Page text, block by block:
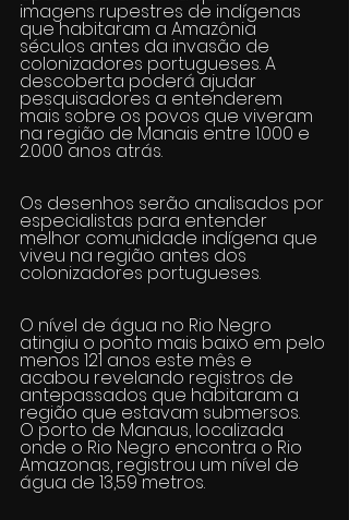
imagens rupestres de indígenas
que habitaram a Amazônia
séculos antes da invasão de
colonizadores portugueses. A
descoberta poderá ajudar
pesquisadores a entenderem
mais sobre os povos que viveram
na região de Manais entre 1.000 e
2.000 anos atrás.
Os desenhos serão analisados por
especialistas para entender
melhor comunidade indígena que
viveu na região antes dos
colonizadores portugueses.
O nível de água no Rio Negro
atingiu o ponto mais baixo em pelo
menos 121 anos este mês e
acabou revelando registros de
antepassados que habitaram a
região que estavam submersos.
O porto de Manaus, localizada
onde o Rio Negro encontra o Rio
Amazonas, registrou um nível de
água de 13,59 metros.